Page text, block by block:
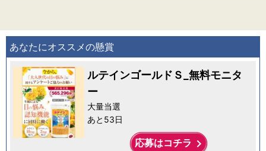
あなたにオススメの懸賞
ルテインゴールドＳ_無料モニタ
ー
大量当選
あと53日
応募はコチラ keyboard_arrow_right